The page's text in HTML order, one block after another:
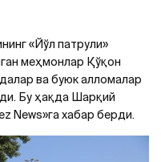
«Йўл патрули»
меҳмонлар Қўқон
ва буюк алломалар
Бу ҳақда Шарқий
News»га хабар берди.